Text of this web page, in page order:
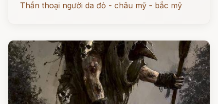
Thần thoại người da đỏ - châu mỹ - bắc mỹ